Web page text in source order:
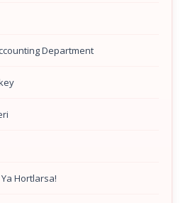
Department
Hortlarsa!